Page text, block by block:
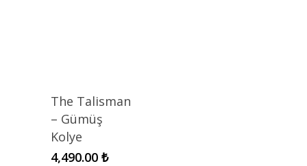
The Talisman
– Gümüş
Kolye
4,490.00 ₺